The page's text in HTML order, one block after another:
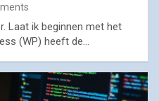
Laat ik beginnen met het
(WP) heeft de…